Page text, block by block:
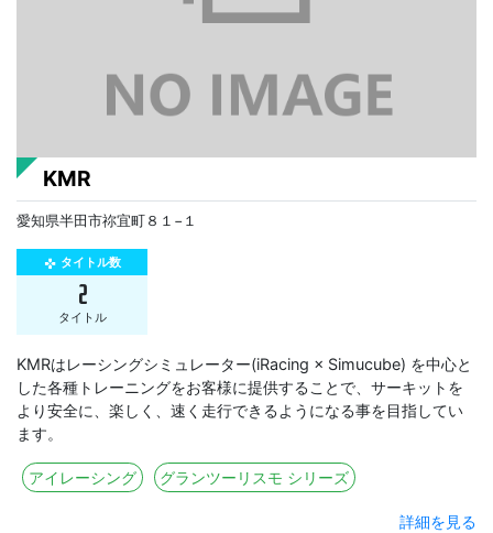
KMR
愛知県半田市祢宜町８１−１
gamepad タイトル数
2
タイトル
KMRはレーシングシミュレーター(iRacing × Simucube) を中心と
した各種トレーニングをお客様に提供することで、サーキットを
より安全に、楽しく、速く走行できるようになる事を目指してい
ます。
アイレーシング グランツーリスモ シリーズ
詳細を見る